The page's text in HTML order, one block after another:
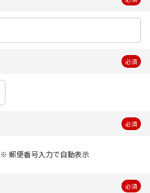
必須
必須
※ 郵便番号入力で自動表示
必須